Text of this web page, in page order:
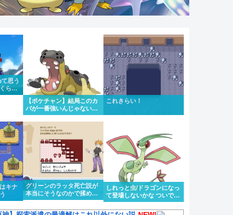
て思う
らい
ちゃ
【ポケチャン】結局このカ
バが一番強いんじゃない
か？
これきらい！
キナ
グリーンのラッタ死亡説が
本当にそうなのかで揉める
話題になってるのを知って
驚いている
しれっと虫/ドラゴンになっ
て登場しないかな ついでに
色眼鏡辺りも貰って